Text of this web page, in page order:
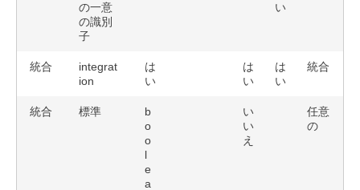
の一意
の識別
子
い
統合
integrat
ion
は
い
は
い
は
い
統合
統合 標準
b
o
o
l
e
a
い
い
え
任意
の